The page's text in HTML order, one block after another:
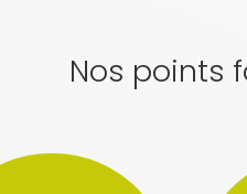
Nos points